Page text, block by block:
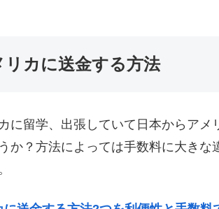
リカに送金する方法
に留学、出張していて日本からアメ
か？方法によっては手数料に大き